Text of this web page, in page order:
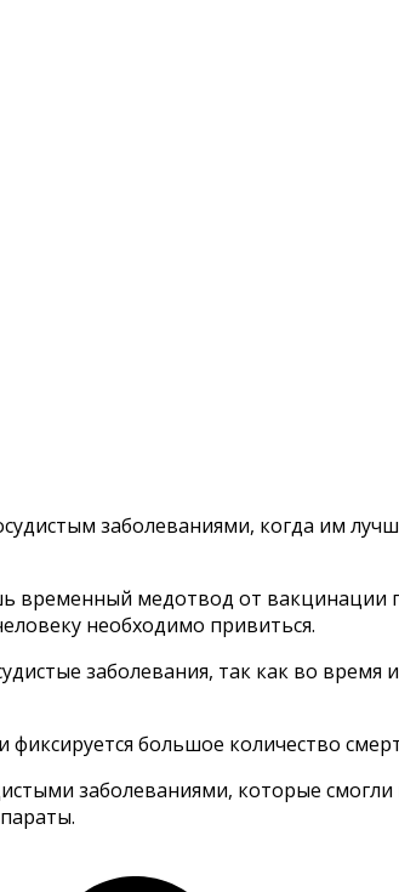
заболеваниями, когда им
медотвод от вакцинации
необходимо привиться.
заболевания, так как во
фиксируется большое количество
заболеваниями, которые смогли